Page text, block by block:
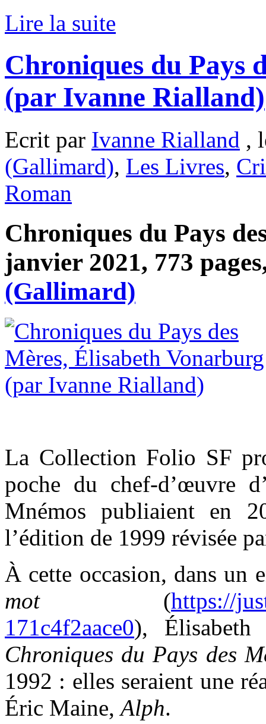
Lire la suite
Chroniques du Pays
(par Ivanne Rialland)
Ecrit par Ivanne Rialland ,
(Gallimard), Les Livres,
Roman
Chroniques du Pays
janvier 2021, 773
(Gallimard)
La Collection Folio SF
poche du chef-d’œuvre
Mnémos publiaient en
l’édition de 1999 révisée
À cette occasion, dans un
mot(https://
171c4f2aace0), Élisabeth
Chroniques du Pays des
1992 : elles seraient une
Éric Maine,Alph.